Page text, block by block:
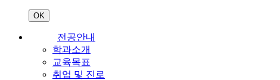
OK
전공안내
학과소개
교육목표
취업 및 진로